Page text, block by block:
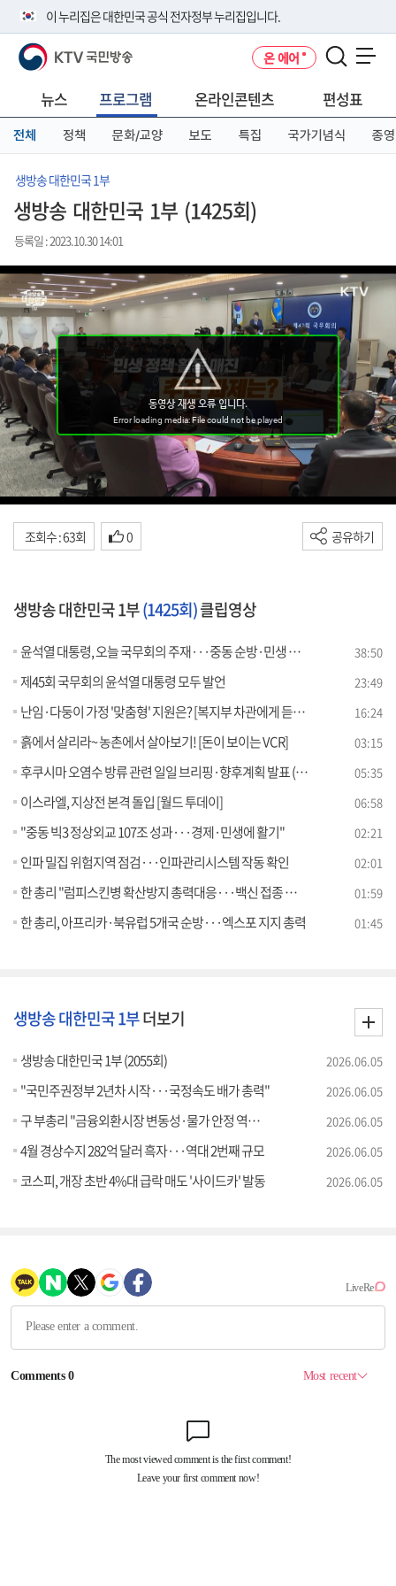
이 누리집은 대한민국 공식 전자정부 누리집입니다.
공식 누리집 주소 확인하기
니다.
이밖에 or.kr 또는 .kr등 다른 도메인 주소를 사용하고 있다면 아래 URL에
서 도메인 주소를 확인해 보세요
KTV 국민방송 온 에어
뉴스 프로그램 온라인콘텐츠 편성표
전체 정책 문화/교양 보도 특집 국가기념식 종영
생방송 대한민국 1부
생방송 대한민국 1부 (1425회)
등록일 : 2023.10.30 14:01
조회수 : 63회 0 공유하기
생방송 대한민국 1부(1425회)클립영상
윤석열 대통령, 오늘 국무회의 주재···중동 순방·민생 행정 언급 38:50
제45회 국무회의 윤석열 대통령 모두 발언 23:49
난임·다둥이 가정 '맞춤형' 지원은? [복지부 차관에게 듣는다 저출산 고령화 해법] 16:24
흙에서 살리라~ 농촌에서 살아보기! [돈이 보이는 VCR] 03:15
후쿠시마 오염수 방류 관련 일일 브리핑·향후계획 발표 (23. 10. 30. 11시) 05:35
이스라엘, 지상전 본격 돌입 [월드 투데이] 06:58
"중동 빅3 정상외교 107조 성과···경제·민생에 활기" 02:21
인파 밀집 위험지역 점검···인파관리시스템 작동 확인 02:01
한 총리 "럼피스킨병 확산방지 총력대응···백신 접종 당부" 01:59
한 총리, 아프리카·북유럽 5개국 순방···엑스포 지지 총력 01:45
생방송 대한민국 1부더보기
생방송 대한민국 1부 (2055회) 2026.06.05
"국민주권정부 2년차 시작···국정속도 배가 총력" 2026.06.05
구 부총리 "금융외환시장 변동성·물가 안정 역량 집중" 2026.06.05
4월 경상수지 282억 달러 흑자···역대 2번째 규모 2026.06.05
코스피, 개장 초반 4%대 급락 매도 '사이드카' 발동 2026.06.05